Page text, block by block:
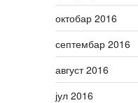
октобар 2016
септембар 2016
август 2016
јул 2016